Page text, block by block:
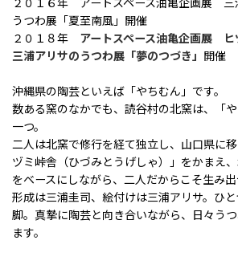
２０１６年 アートスペース油亀企画展 三
うつわ展「夏至南風」開催
２０１８年 アートスペース油亀企画展
三浦アリサのうつわ展「夢のつづき」 開催
沖縄県の陶芸といえば「やちむん」です。
数ある窯のなかでも、読谷村の北窯は、「
一つ。
二人は北窯で修行を経て独立し、山口県に
ヅミ峠舎（ひづみとうげしゃ）」をかまえ
をベースにしながら、二人だからこそ生み出
形成は三浦圭司、絵付けは三浦アリサ。ひ
脚。真摯に陶芸と向き合いながら、日々う
ます。